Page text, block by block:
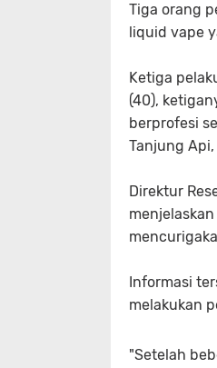
Tiga orang
liquid vape
Ketiga
(40),
berprofesi
Tanjung
Direktur
Informasi
melakukan
"Setelah